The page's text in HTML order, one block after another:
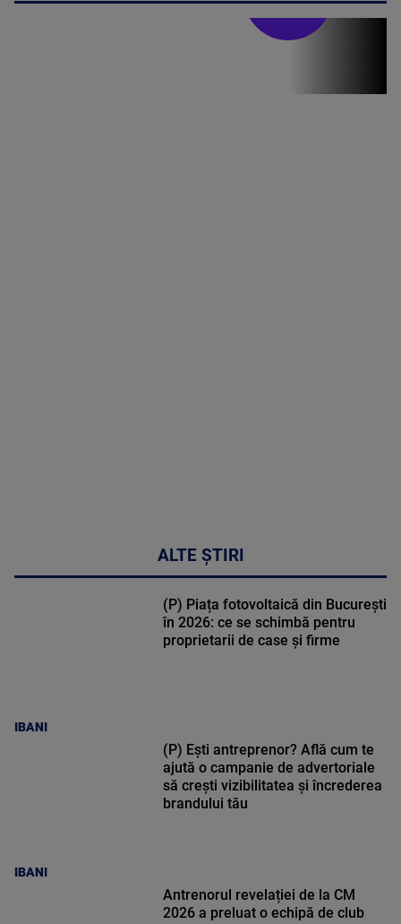
ALTE ȘTIRI
IBANI
(P) Piața fotovoltaică din București
în 2026: ce se schimbă pentru
proprietarii de case și firme
IBANI
(P) Ești antreprenor? Află cum te
ajută o campanie de advertoriale
să crești vizibilitatea și încrederea
brandului tău
Antrenorul revelației de la CM
2026 a preluat o echipă de club